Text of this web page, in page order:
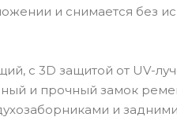
и снимается без
с 3D защитой от UV-
и прочный замок
и